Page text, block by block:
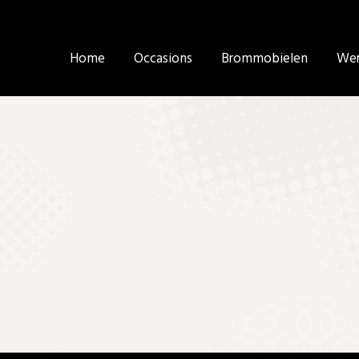
Home Occasions Brommobielen
Home Occasions Brommobielen